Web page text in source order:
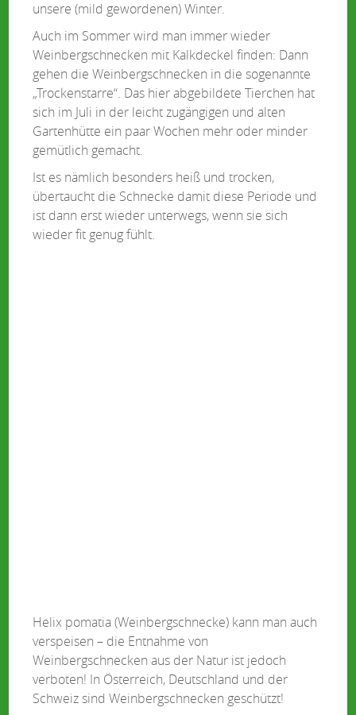
unsere (mild gewordenen) Winter.
Auch im Sommer wird man immer wieder
Weinbergschnecken mit Kalkdeckel finden: Dann
gehen die Weinbergschnecken in die sogenannte
„Trockenstarre“. Das hier abgebildete Tierchen hat
sich im Juli in der leicht zugängigen und alten
Gartenhütte ein paar Wochen mehr oder minder
gemütlich gemacht.
Ist es nämlich besonders heiß und trocken,
übertaucht die Schnecke damit diese Periode und
ist dann erst wieder unterwegs, wenn sie sich
wieder fit genug fühlt.
Helix pomatia (Weinbergschnecke) kann man auch
verspeisen – die Entnahme von
Weinbergschnecken aus der Natur ist jedoch
verboten! In Österreich, Deutschland und der
Schweiz sind Weinbergschnecken geschützt!